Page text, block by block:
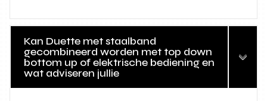
Kan Duette met staalband
gecombineerd worden met top down
bottom up of elektrische bediening en
wat adviseren jullie